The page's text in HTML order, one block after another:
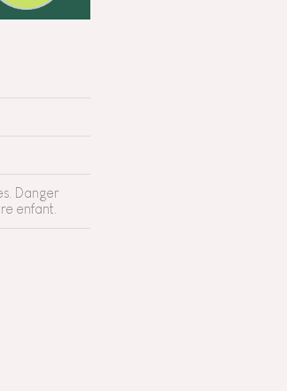
Danger
enfant.